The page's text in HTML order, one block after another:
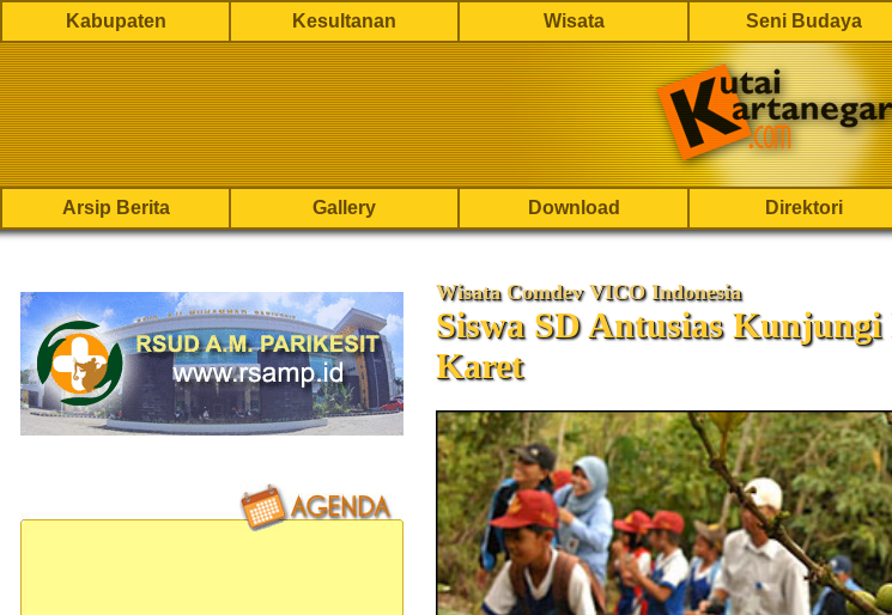
Kabupaten Kesultanan Wisata Seni Budaya
Arsip Berita Gallery Download Direktori
Wisata Comdev VICO Indonesia
Siswa SD Antusias
Karet